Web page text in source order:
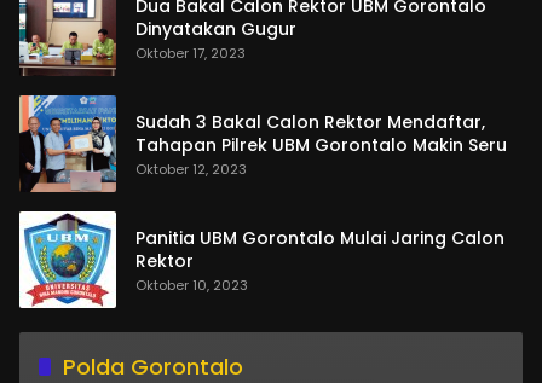
Dua Bakal Calon Rektor UBM Gorontalo
Dinyatakan Gugur
Oktober 17, 2023
Sudah 3 Bakal Calon Rektor Mendaftar,
Tahapan Pilrek UBM Gorontalo Makin Seru
Oktober 12, 2023
Panitia UBM Gorontalo Mulai Jaring Calon
Rektor
Oktober 10, 2023
Polda Gorontalo